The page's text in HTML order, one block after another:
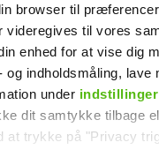
browser til
til vores
enhed for at vise dig
indholdsmåling, lave
under indstillinger
dit samtykke tilbage
at trykke på "Privacy